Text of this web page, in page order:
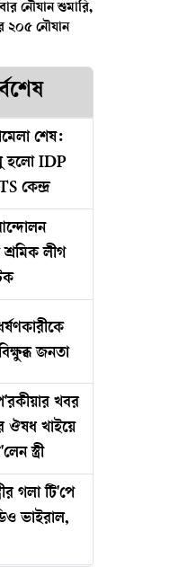
নৌযান শুমারি,
২০৫ নৌযান
শেষ:
হলো IDP
কেন্দ্র
শ্রমিক লীগ
জনতা
খবর
ঔষধ খাইয়ে
স্ত্রী
গলা টি'পে
ভাইরাল,